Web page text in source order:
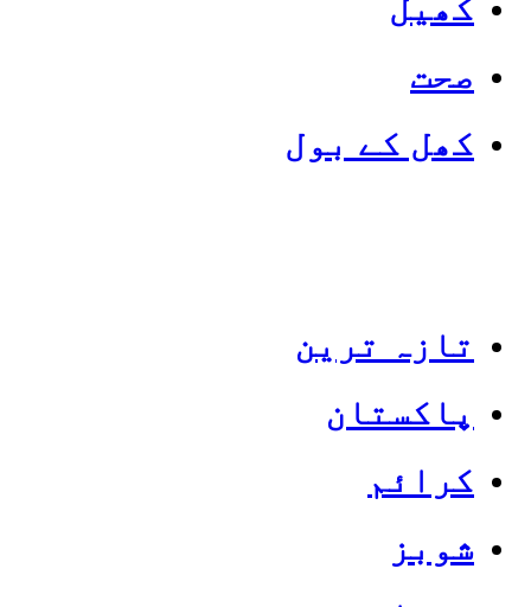
صحت
کھل کے بول
تازہ ترین
پاکستان
کرائم
شوبز
Categories
Top News